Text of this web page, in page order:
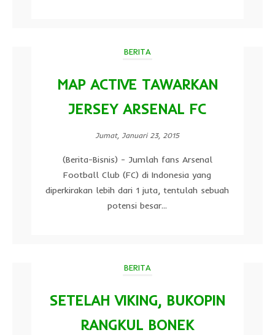
BERITA
MAP ACTIVE TAWARKAN
JERSEY ARSENAL FC
Jumat, Januari 23, 2015
(Berita-Bisnis) - Jumlah fans Arsenal
Football Club (FC) di Indonesia yang
diperkirakan lebih dari 1 juta, tentulah sebuah
potensi besar...
BERITA
SETELAH VIKING, BUKOPIN
RANGKUL BONEK